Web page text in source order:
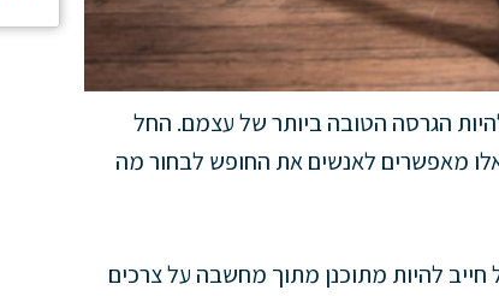
הגרסה הטובה ביותר של עצמם. החל
אלו מאפשרים לאנשים את החופש לבחור מה
להיות מתוכנן מתוך מחשבה על צרכים